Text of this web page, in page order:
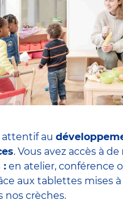
attentif au
. Vous avez accès à de
: en atelier, conférence
aux tablettes mises
nos crèches.